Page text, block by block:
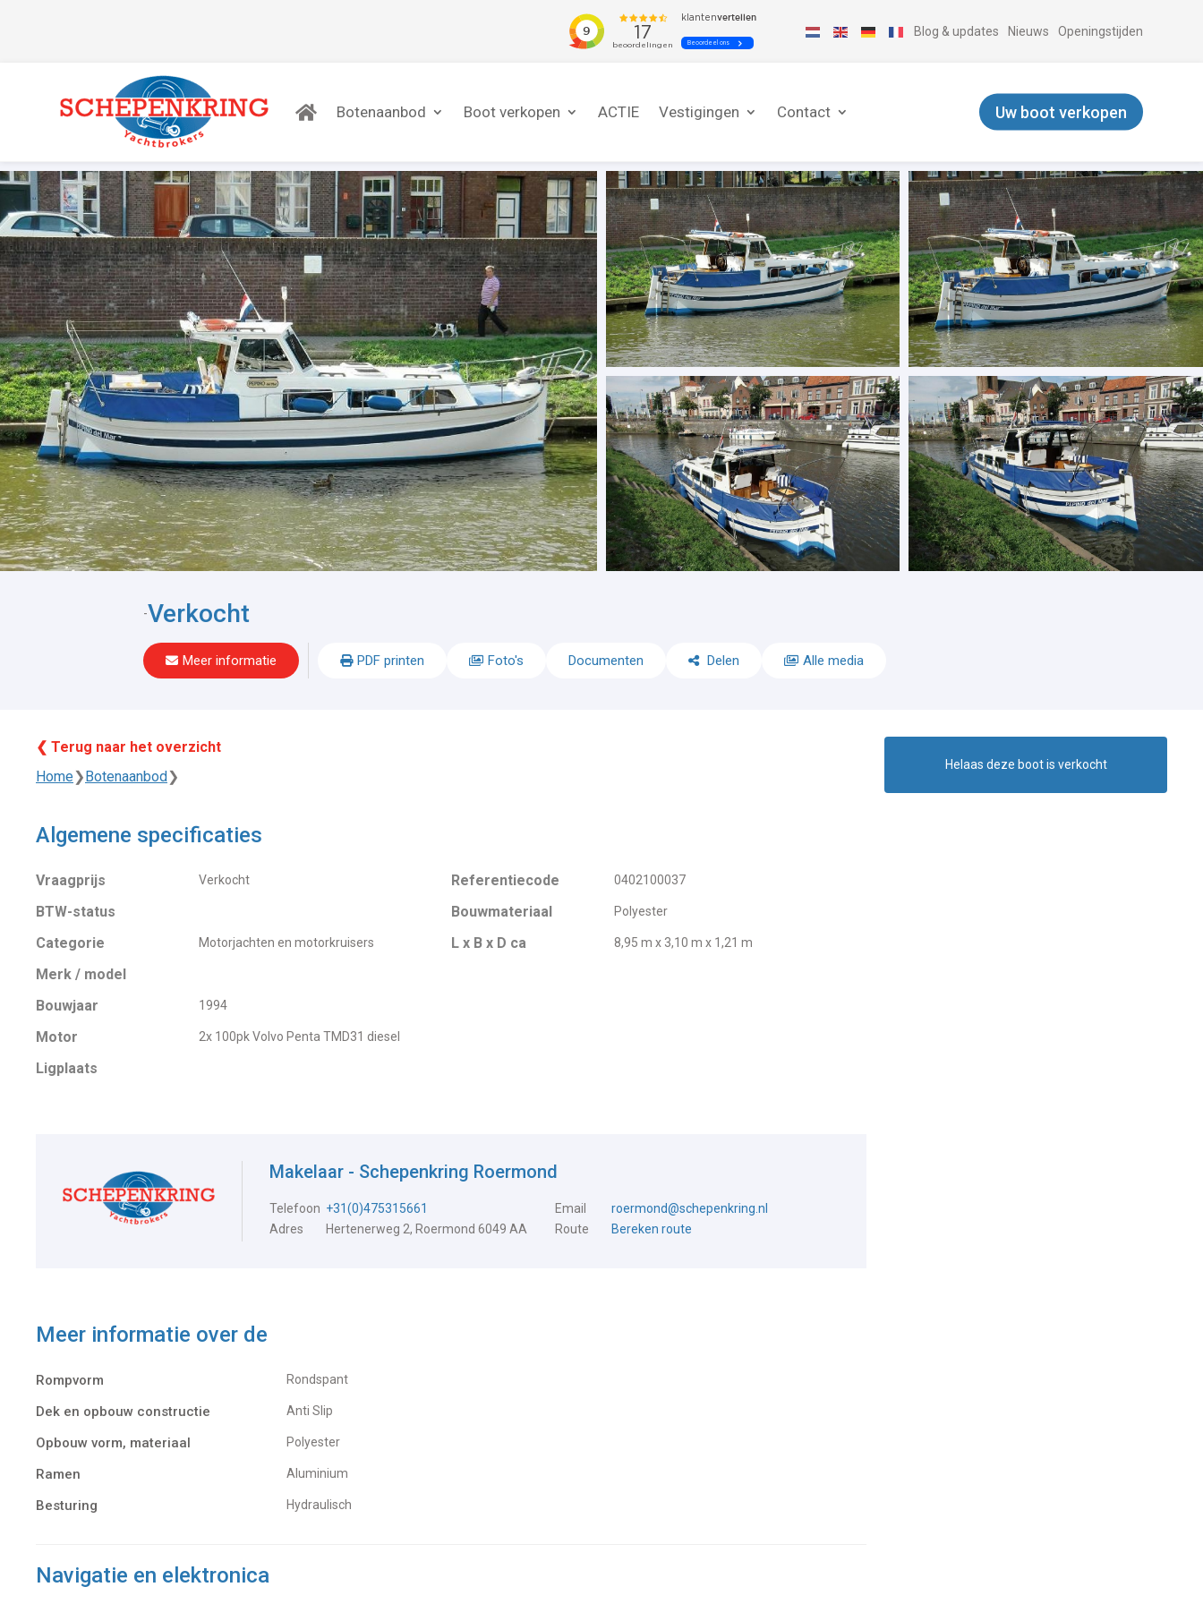
Blog & updates Nieuws Openingstijden
Botenaanbod Boot verkopen ACTIE Vestigingen Contact Uw boot verkopen
-Verkocht
Meer informatie PDF printen Foto's Documenten Delen Alle media
❮ Terug naar het overzicht
Home❯Botenaanbod❯
Algemene specificaties
Vraagprijs Verkocht
BTW-status
Categorie
Motorjachten en motorkruisers
Merk / model
Bouwjaar
1994
Motor 2x 100pk Volvo Penta TMD31 diesel
Ligplaats
Referentiecode 0402100037
Bouwmateriaal Polyester
L x B x D ca 8,95 m x 3,10 m x 1,21 m
Makelaar - Schepenkring Roermond
Telefoon +31(0)475315661 Email
roermond@schepenkring.nl
Adres
Hertenerweg 2, Roermond 6049 AA Route Bereken route
Meer informatie over de
Rompvorm Rondspant
Dek en opbouw constructie Anti Slip
Opbouw vorm, materiaal Polyester
Ramen Aluminium
Besturing Hydraulisch
Navigatie en elektronica
Helaas deze boot is verkocht